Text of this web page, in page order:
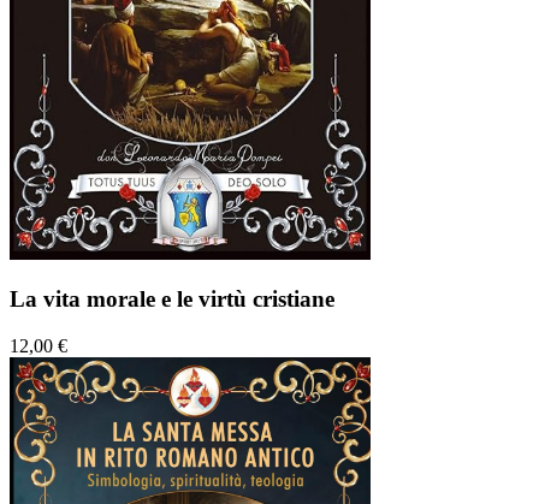
La vita morale e le virtù cristiane
12,00 €